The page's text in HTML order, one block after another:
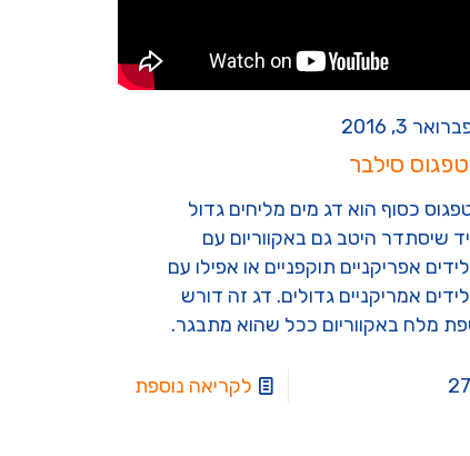
3, 2016
סילבר
כסוף הוא דג מים מליחים גדול
שיסתדר היטב גם באקווריום עם
אפריקניים תוקפניים או אפילו עם
אמריקניים גדולים. דג זה דורש
מלח באקווריום ככל שהוא מתבגר.
27 לקריאה נוספת